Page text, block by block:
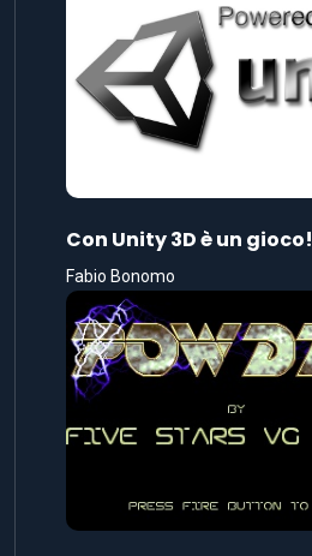
Con Unity 3D è un gioco!
Fabio Bonomo